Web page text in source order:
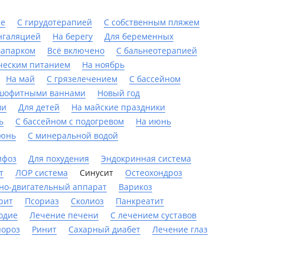
С гирудотерапией
С собственным пляжем
На берегу
Для беременных
Всё включено
С бальнеотерапией
питанием
На ноябрь
На май С грязелечением
C бассейном
ваннами
Новый год
Для детей
На майские праздники
С бассейном с подогревом
На июнь
С минеральной водой
Для похудения
Эндокринная система
ЛОР система Синусит
Остеохондроз
двигательный аппарат
Варикоз
Псориаз Сколиоз
Панкреатит
Лечение печени
С лечением суставов
Ринит Сахарный диабет
Лечение глаз